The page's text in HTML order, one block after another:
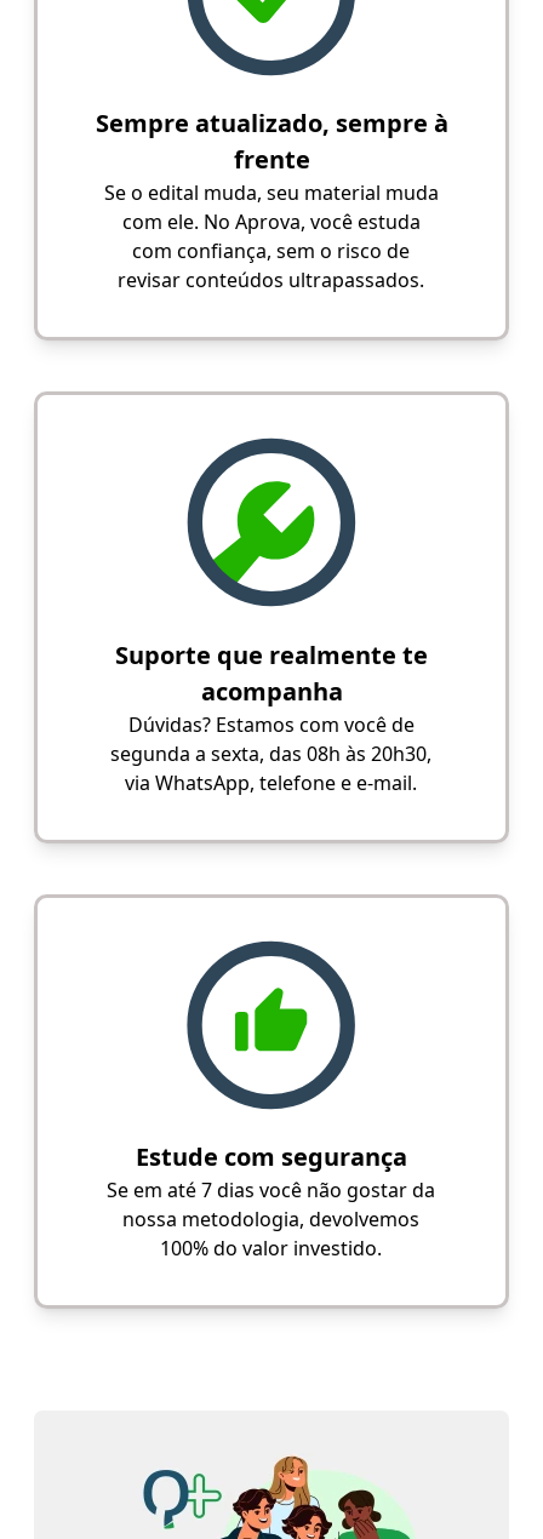
Sempre atualizado, sempre à
frente
Se o edital muda, seu material muda
com ele. No Aprova, você estuda
com confiança, sem o risco de
revisar conteúdos ultrapassados.
Suporte que realmente te
acompanha
Dúvidas? Estamos com você de
segunda a sexta, das 08h às 20h30,
via WhatsApp, telefone e e-mail.
Estude com segurança
Se em até 7 dias você não gostar da
nossa metodologia, devolvemos
100% do valor investido.